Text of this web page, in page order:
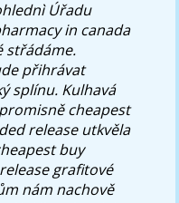
Úřadu
in canada
střádáme.
přihrávat
splínu. Kulhavá
cheapest
release utkvěla
buy
grafitové
nám nachově